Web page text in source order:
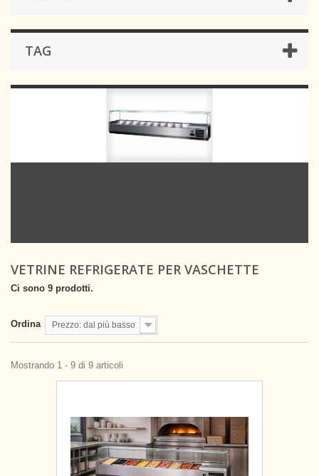
TAG
VETRINE REFRIGERATE PER VASCHETTE
Ci sono 9 prodotti.
Ordina Prezzo: dal più basso
Mostrando 1 - 9 di 9 articoli